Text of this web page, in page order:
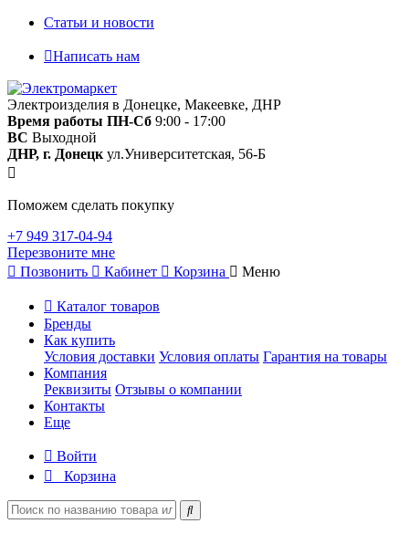
Статьи и новости
Написать нам
Электроизделия в Донецке, Макеевке, ДНР
Время работы ПН-Сб 9:00 - 17:00
ВС Выходной
ДНР, г. Донецк ул.Университетская, 56-Б
Поможем сделать покупку
+7 949 317-04-94
Перезвоните мне
Позвонить
Кабинет Корзина Меню
Каталог товаров
Бренды
Как купить
Условия доставки Условия оплаты Гарантия на товары
Компания
Реквизиты Отзывы о компании
Контакты
Еще
Войти
Корзина